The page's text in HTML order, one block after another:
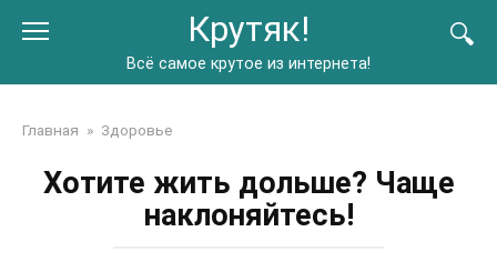
Крутяк!
Всё самое крутое из интернета!
Главная » Здоровье
Хотите жить дольше? Чаще
наклоняйтесь!